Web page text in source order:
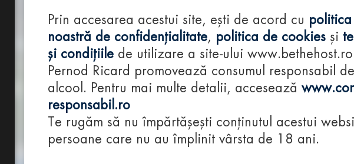
consumă-
Prin accesarea acestui site, ești de acord cu politica
noastră de confidențialitate, politica de cookies și
și condițiile de utilizare a site-ului
Pernod Ricard promovează consumul responsabil de
alcool. Pentru mai multe detalii, accesează
responsabil.ro
Te rugăm să nu împărtășești conținutul acestui
persoane care nu au împlinit vârsta de 18 ani.